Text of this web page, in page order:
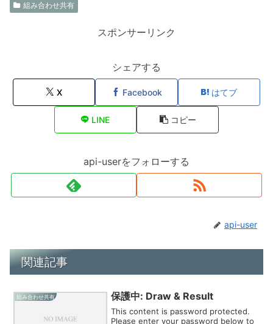
組み合わせ共有
スポンサーリンク
シェアする
X Facebook はてブ
LINE コピー
api-userをフォローする
api-user
関連記事
組み合わせ共有 保護中: Draw & Result
This content is password protected.
Please enter your password below to